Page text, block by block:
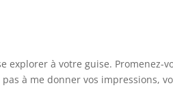
explorer à votre guise. Promenez-
à me donner vos impressions,